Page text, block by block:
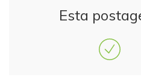
Esta